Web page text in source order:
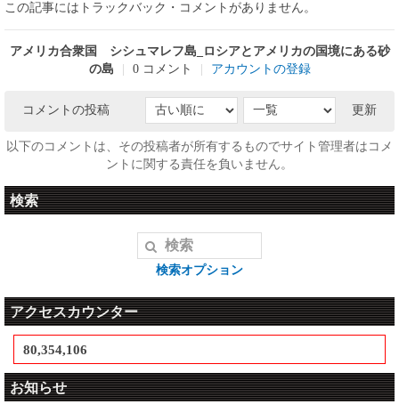
この記事にはトラックバック・コメントがありません。
アメリカ合衆国 シシュマレフ島_ロシアとアメリカの国境にある砂
の島
0 コメント アカウントの登録
コメントの投稿 更新
以下のコメントは、その投稿者が所有するものでサイト管理者はコメ
ントに関する責任を負いません。
検索
検索オプション
アクセスカウンター
80,354,106
お知らせ